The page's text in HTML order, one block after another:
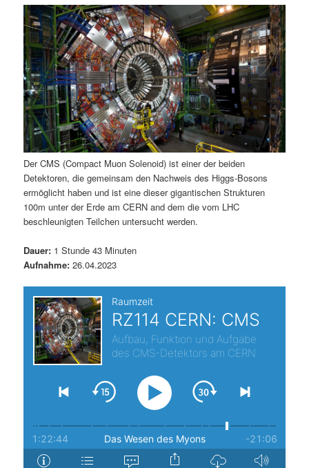
ä
r
e
n
I
n
h
l
t
s
p
n
n
d
ä
r
e
n
I
h
a
l
t
r
n
a
v
i
g
a
t
i
o
n
Der CMS (Compact Muon Solenoid) ist einer der beiden
Detektoren, die gemeinsam den Nachweis des Higgs-Bosons
ermöglicht haben und ist eine dieser gigantischen Strukturen
100m unter der Erde am CERN and dem die vom LHC
beschleunigten Teilchen untersucht werden.
Dauer: 1 Stunde 43 Minuten
Aufnahme: 26.04.2023